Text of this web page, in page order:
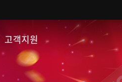
고객지원
FAQ